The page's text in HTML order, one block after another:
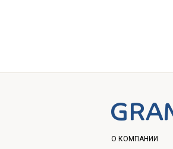
О КОМПАНИИ